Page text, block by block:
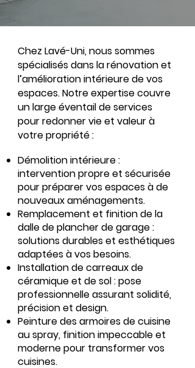
Chez Lavé-Uni, nous sommes
spécialisés dans la rénovation et
l’amélioration intérieure de vos
espaces. Notre expertise couvre
un large éventail de services
pour redonner vie et valeur à
votre propriété :
Démolition intérieure :
intervention propre et sécurisée
pour préparer vos espaces à de
nouveaux aménagements.
Remplacement et finition de la
dalle de plancher de garage :
solutions durables et esthétiques
adaptées à vos besoins.
Installation de carreaux de
céramique et de sol : pose
professionnelle assurant solidité,
précision et design.
Peinture des armoires de cuisine
au spray, finition impeccable et
moderne pour transformer vos
cuisines.